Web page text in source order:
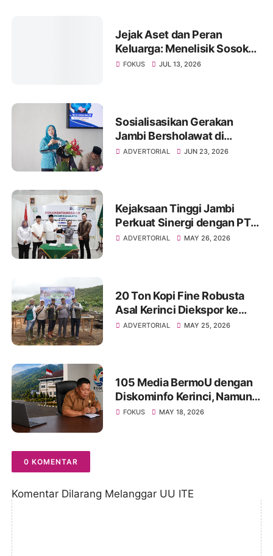
Jejak Aset dan Peran
Keluarga: Menelisik Sosok
Rugun Saragih di Tengah
FOKUS JUL 13, 2026
Sosialisasikan Gerakan
Jambi Bersholawat di
Kerinci, Hesti Haris: Jadikan
ADVERTORIAL JUN 23, 2026
Kejaksaan Tinggi Jambi
Perkuat Sinergi dengan PT
Pertamina Patra Niaga
ADVERTORIAL MAY 26, 2026
20 Ton Kopi Fine Robusta
Asal Kerinci Diekspor ke
Tiongkok, Pemprov Dorong
ADVERTORIAL MAY 25, 2026
105 Media BermoU dengan
Diskominfo Kerinci, Namun
Hanya 30 Hadir:
FOKUS MAY 18, 2026
0 KOMENTAR
Komentar Dilarang Melanggar UU ITE